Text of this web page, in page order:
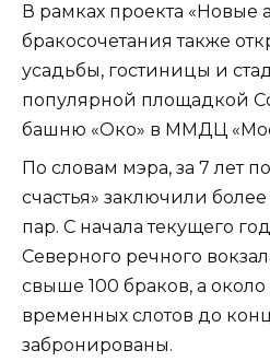
В рамках проекта «Новые
бракосочетания также
усадьбы, гостиницы и
популярной площадкой
башню «Око» в ММДЦ
По словам мэра, за 7 лет
счастья» заключили
пар. С начала текущего
Северного речного
свыше 100 браков, а
временных слотов до
забронированы.